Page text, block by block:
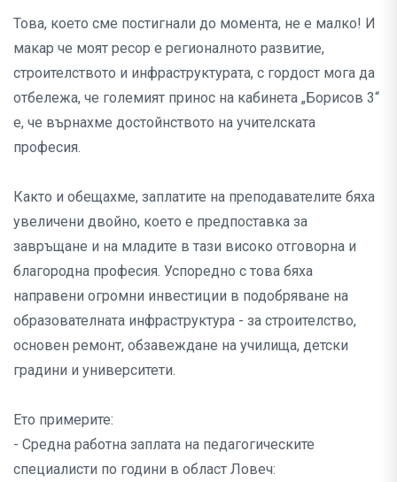
Това, което сме постигнали до момента, не е малко! И
макар че моят ресор е регионалното развитие,
строителството и инфраструктурата, с гордост мога да
отбележа, че големият принос на кабинета „Борисов 3“
е, че върнахме достойнството на учителската
професия.
Както и обещахме, заплатите на преподавателите бяха
увеличени двойно, което е предпоставка за
завръщане и на младите в тази високо отговорна и
благородна професия. Успоредно с това бяха
направени огромни инвестиции в подобряване на
образователната инфраструктура - за строителство,
основен ремонт, обзавеждане на училища, детски
градини и университети.
Ето примерите:
- Средна работна заплата на педагогическите
специалисти по години в област Ловеч: